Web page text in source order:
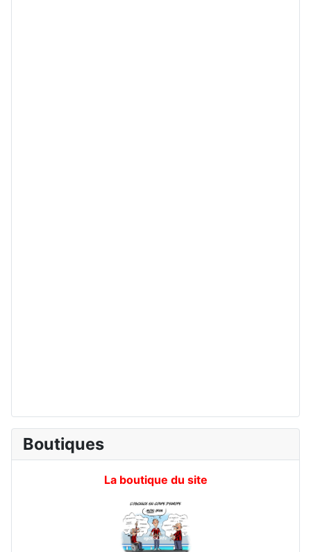
Boutiques
La boutique du site